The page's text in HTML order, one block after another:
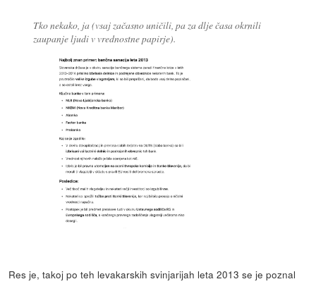
Tko nekako, ja (vsaj začasno uničili, pa za dlje časa okrnili
zaupanje ljudi v vrednostne papirje).
Res je, takoj po teh levakarskih svinjarijah leta 2013 se je poznal